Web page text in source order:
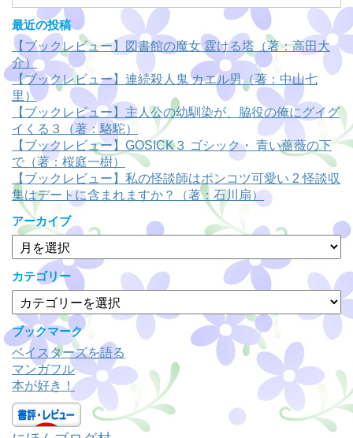
最近の投稿
【ブックレビュー】図書館の魔女 霆ける塔（著：高田大
介）
【ブックレビュー】連続殺人鬼 カエル男（著：中山七
里）
【ブックレビュー】主人公の幼馴染が、脇役の俺にグイグ
イくる３（著：駱駝）
【ブックレビュー】GOSICK３ ゴシック・ 青い薔薇の下
で（著：桜庭一樹）
【ブックレビュー】私の怪談師はポンコツ可愛い 2 怪談収
集はデートに含まれますか？（著：石川扇）
アーカイブ
ア
ー
カ
イ
ブ
カテゴリー
テ
ゴ
リ
ー
ブックマーク
ベイスターズを語る
マンガフル
本が好き！